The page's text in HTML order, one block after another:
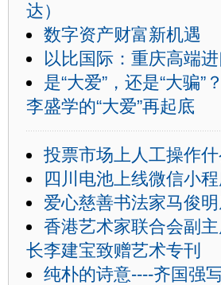
达）
数字资产财富新机遇
以比国际：重庆高端
是“大爱”，还是“大骗
李盛学的“大爱”再起底
投票市场上人工操作
四川电池上线微信小
爱心慈善书法家马俊
香港艺术家联合会副
长李建宝致赠艺术专刊
纯朴的诗意----齐国强